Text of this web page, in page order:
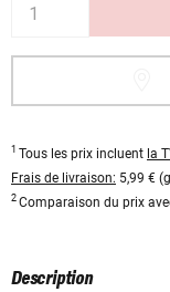
1 Tous les prix incluent la
Frais de livraison: 5,99 €
2 Comparaison du prix
Description